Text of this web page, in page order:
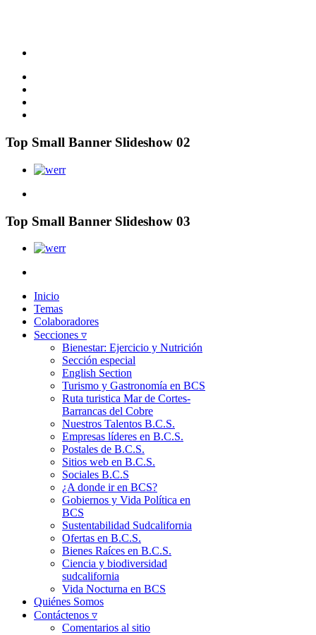
Top Small Banner Slideshow 02
Top Small Banner Slideshow 03
Inicio
Temas
Colaboradores
Secciones ▿
Bienestar: Ejercicio y Nutrición
Sección especial
English Section
Turismo y Gastronomía en BCS
Ruta turistica Mar de Cortes-
Barrancas del Cobre
Nuestros Talentos B.C.S.
Empresas líderes en B.C.S.
Postales de B.C.S.
Sitios web en B.C.S.
Sociales B.C.S
¿A donde ir en BCS?
Gobiernos y Vida Política en
BCS
Sustentabilidad Sudcalifornia
Ofertas en B.C.S.
Bienes Raíces en B.C.S.
Ciencia y biodiversidad
sudcalifornia
Vida Nocturna en BCS
Quiénes Somos
Contáctenos ▿
Comentarios al sitio